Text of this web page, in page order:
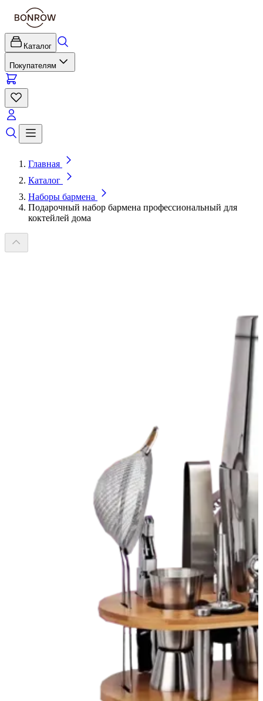
Каталог
Покупателям
Главная
Каталог
Наборы бармена
Подарочный набор бармена профессиональный для
коктейлей дома